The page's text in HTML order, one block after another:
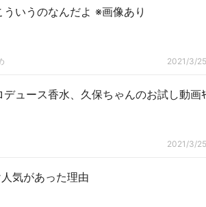
ういうのなんだよ ※画像あり
2021/3/
デュース香水、久保ちゃんのお試し動画
2021/3/
気があった理由